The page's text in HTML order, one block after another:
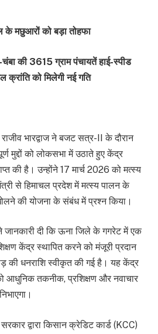
के मछुआरों को बड़ा तोहफा
की 3615 ग्राम पंचायतें हाई-स्पीड
को मिलेगी नई गति
भारद्वाज ने बजट सत्र-II के दौरान
मुद्दों को लोकसभा में उठाते हुए केंद्र
की है। उन्होंने 17 मार्च 2026 को मत्स्य
से हिमाचल प्रदेश में मत्स्य पालन के
की योजना के संबंध में प्रश्न किया।
जानकारी दी कि ऊना जिले के गगरेट में एक
केंद्र स्थापित करने को मंजूरी प्रदान
की धनराशि स्वीकृत की गई है। यह केंद्र
आधुनिक तकनीक, प्रशिक्षण और नवाचार
द्वारा किसान क्रेडिट कार्ड (KCC)